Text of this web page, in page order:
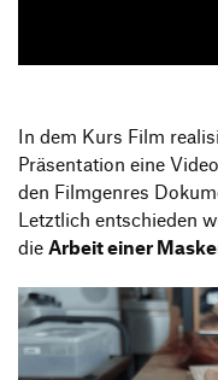
In dem Kurs Film
Präsentation eine
den Filmgenres
Letztlich entschieden
die Arbeit einer